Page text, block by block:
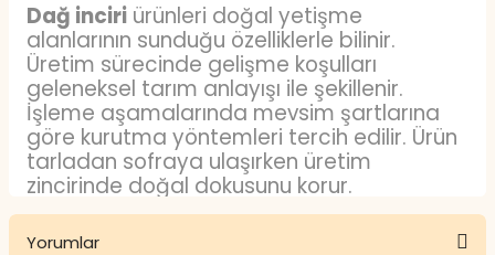
Dağ inciri ürünleri doğal yetişme
alanlarının sunduğu özelliklerle bilinir.
Üretim sürecinde gelişme koşulları
geleneksel tarım anlayışı ile şekillenir.
İşleme aşamalarında mevsim şartlarına
göre kurutma yöntemleri tercih edilir. Ürün
tarladan sofraya ulaşırken üretim
zincirinde doğal dokusunu korur.
Ambalajlama aşamasında kullanım
kolaylığı sağlayan formatlar öne çıkar.
Yorumlar